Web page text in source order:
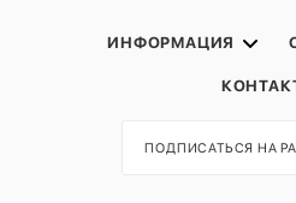
ИНФОРМАЦИЯ
ПОДПИСАТЬСЯ НА